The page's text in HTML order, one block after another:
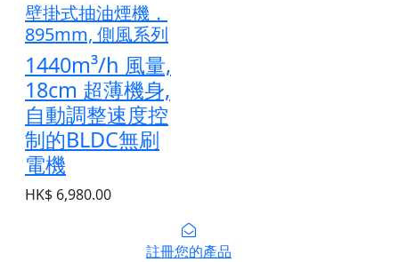
壁掛式抽油煙機，
895mm, 側風系列
1440m³/h 風量,
18cm 超薄機身,
自動調整速度控
制的BLDC無刷
電機
HK$ 6,980.00
註冊您的產品